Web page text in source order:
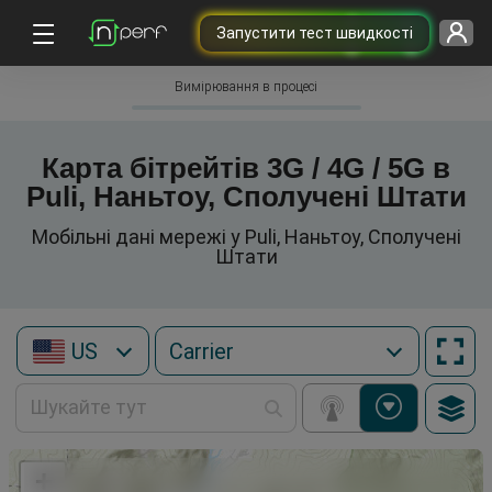
Запустити тест швидкості
Вимірювання в процесі
Карта бітрейтів 3G / 4G / 5G в
Puli, Наньтоу, Сполучені Штати
Мобільні дані мережі у Puli, Наньтоу, Сполучені
Штати
US